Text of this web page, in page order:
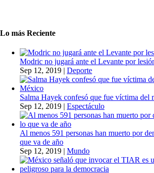
Lo más Reciente
Modric no jugará ante el Levante por
Sep 12, 2019 | Deporte
Salma Hayek confesó que fue víctima del
Sep 12, 2019 | Espectáculo
Al menos 591 personas han muerto por
que va de año
Sep 12, 2019 | Mundo